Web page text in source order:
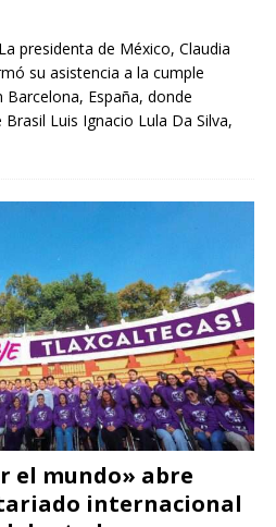
presidenta de México, Claudia
su asistencia a la cumple
España, donde
Luis Ignacio Lula Da Silva,
el mundo» abre
internacional